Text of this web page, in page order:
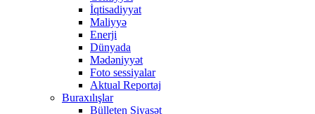
İqtisadiyyat
Maliyyə
Enerji
Dünyada
Mədəniyyət
Foto sessiyalar
Aktual Reportaj
Buraxılışlar
Bülleten Siyasət